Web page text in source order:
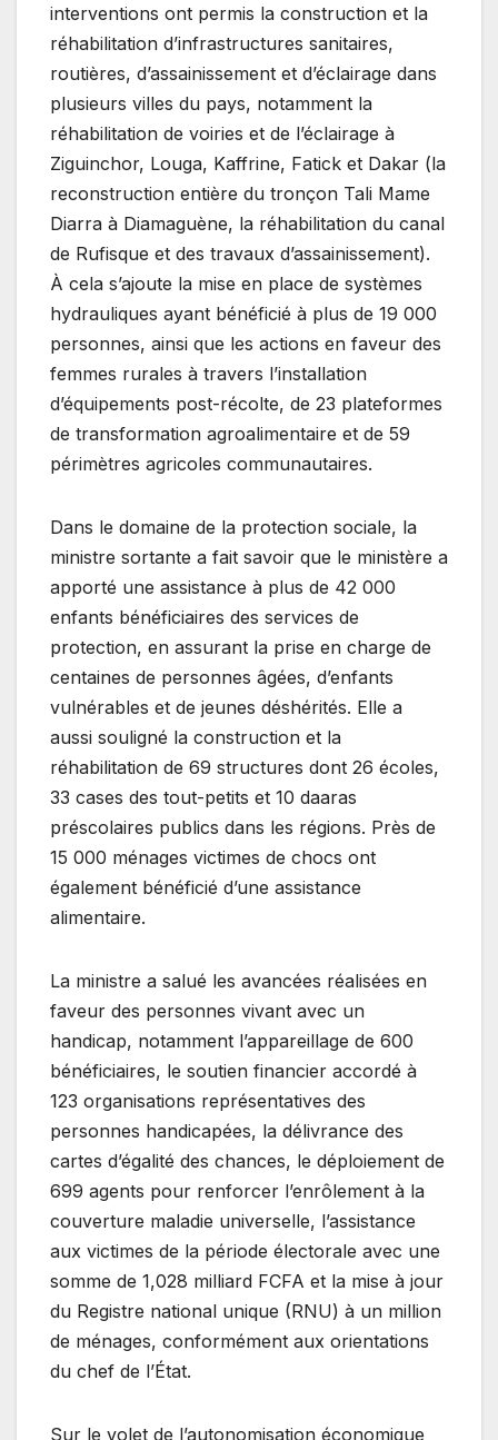
interventions ont permis la construction et la
réhabilitation d’infrastructures sanitaires,
routières, d’assainissement et d’éclairage dans
plusieurs villes du pays, notamment la
réhabilitation de voiries et de l’éclairage à
Ziguinchor, Louga, Kaffrine, Fatick et Dakar (la
reconstruction entière du tronçon Tali Mame
Diarra à Diamaguène, la réhabilitation du canal
de Rufisque et des travaux d’assainissement).
À cela s’ajoute la mise en place de systèmes
hydrauliques ayant bénéficié à plus de 19 000
personnes, ainsi que les actions en faveur des
femmes rurales à travers l’installation
d’équipements post-récolte, de 23 plateformes
de transformation agroalimentaire et de 59
périmètres agricoles communautaires.
Dans le domaine de la protection sociale, la
ministre sortante a fait savoir que le ministère a
apporté une assistance à plus de 42 000
enfants bénéficiaires des services de
protection, en assurant la prise en charge de
centaines de personnes âgées, d’enfants
vulnérables et de jeunes déshérités. Elle a
aussi souligné la construction et la
réhabilitation de 69 structures dont 26 écoles,
33 cases des tout-petits et 10 daaras
préscolaires publics dans les régions. Près de
15 000 ménages victimes de chocs ont
également bénéficié d’une assistance
alimentaire.
La ministre a salué les avancées réalisées en
faveur des personnes vivant avec un
handicap, notamment l’appareillage de 600
bénéficiaires, le soutien financier accordé à
123 organisations représentatives des
personnes handicapées, la délivrance des
cartes d’égalité des chances, le déploiement de
699 agents pour renforcer l’enrôlement à la
couverture maladie universelle, l’assistance
aux victimes de la période électorale avec une
somme de 1,028 milliard FCFA et la mise à jour
du Registre national unique (RNU) à un million
de ménages, conformément aux orientations
du chef de l’État.
Sur le volet de l’autonomisation économique